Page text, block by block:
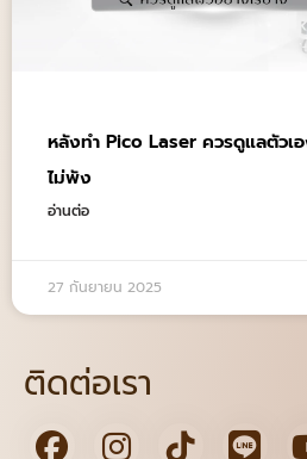
หลังทํา Pico Laser ควรดูแลตัวเ
ไม่พัง
อ่านต่อ
27 กันยายน 2025
ติดต่อเรา